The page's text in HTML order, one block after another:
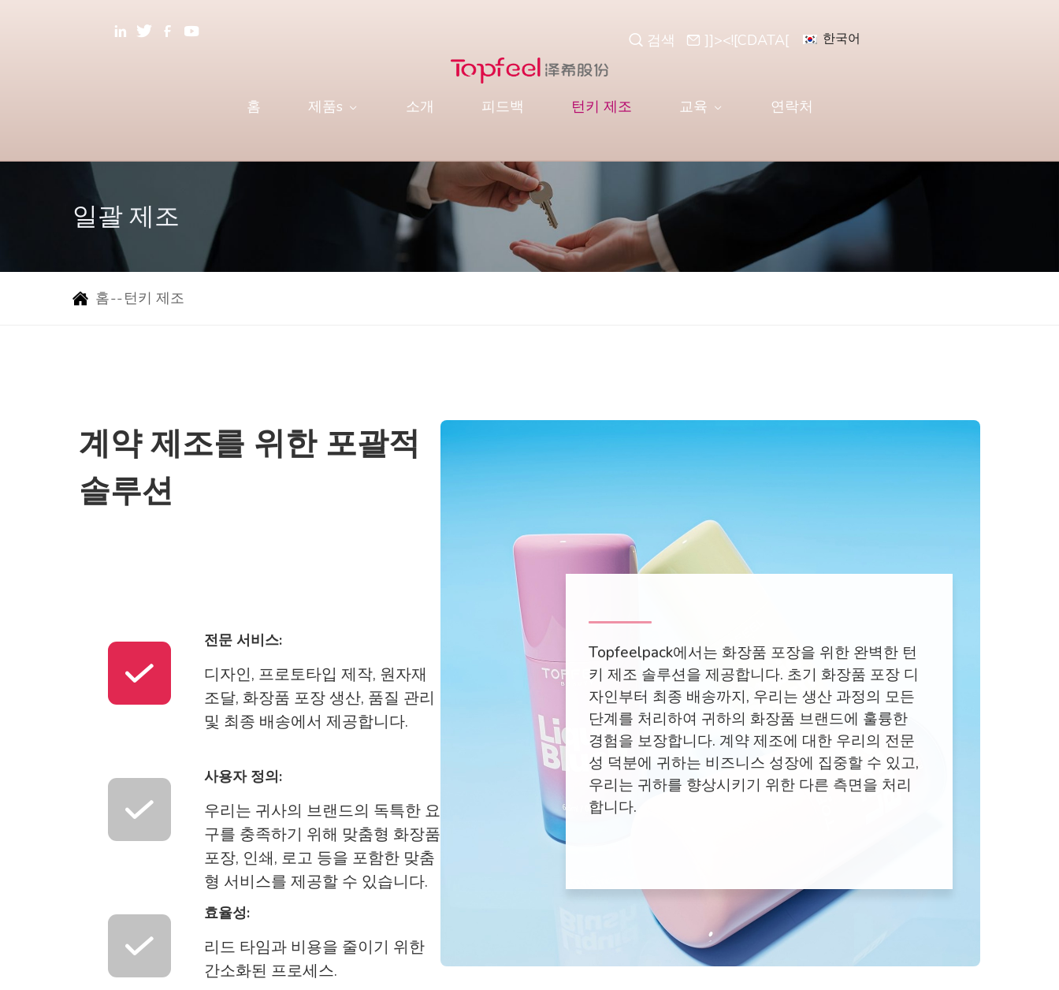
검색 ]]><![CDATA[ 한국어
홈 제품s 소개 피드백 턴키 제조 교육 연락처
일괄 제조
홈--턴키 제조
계약 제조를 위한 포괄적
솔루션
전문 서비스:
디자인, 프로토타입 제작, 원자재
조달, 화장품 포장 생산, 품질 관리
및 최종 배송에서 제공합니다.
사용자 정의:
우리는 귀사의 브랜드의 독특한 요
구를 충족하기 위해 맞춤형 화장품
포장, 인쇄, 로고 등을 포함한 맞춤
형 서비스를 제공할 수 있습니다.
효율성:
리드 타임과 비용을 줄이기 위한
간소화된 프로세스.
Topfeelpack에서는 화장품 포장을 위한 완벽한 턴
키 제조 솔루션을 제공합니다. 초기 화장품 포장 디
자인부터 최종 배송까지, 우리는 생산 과정의 모든
단계를 처리하여 귀하의 화장품 브랜드에 훌륭한
경험을 보장합니다. 계약 제조에 대한 우리의 전문
성 덕분에 귀하는 비즈니스 성장에 집중할 수 있고,
우리는 귀하를 향상시키기 위한 다른 측면을 처리
합니다.